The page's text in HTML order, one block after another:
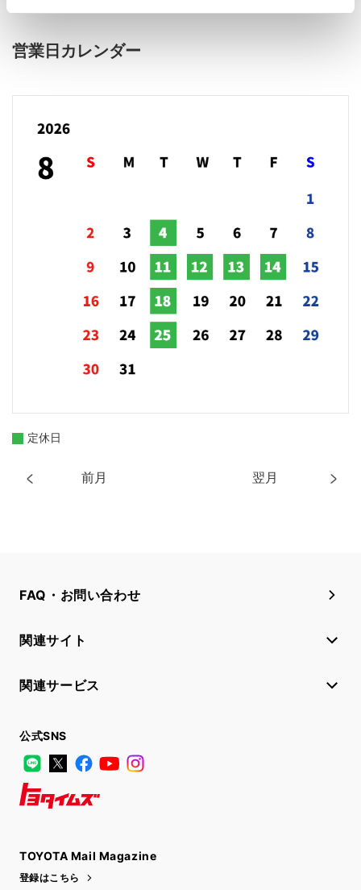
営業日カレンダー
前月 翌月
定休日
FAQ・お問い合わせ
関連サイト
関連サービス
公式SNS
LINE
X FacebookYouTube
TOYOTA Mail Magazine
登録はこちら